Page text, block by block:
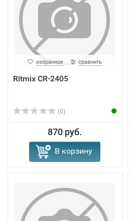
избранное сравнить
Ritmix CR-2405
(0)
870 руб.
В корзину